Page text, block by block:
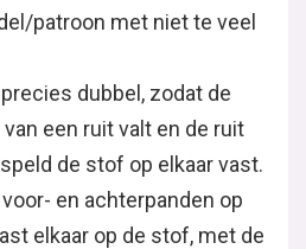
patroon met niet te veel
dubbel, zodat de
een ruit valt en de ruit
de stof op elkaar vast.
en achterpanden op
elkaar op de stof, met de